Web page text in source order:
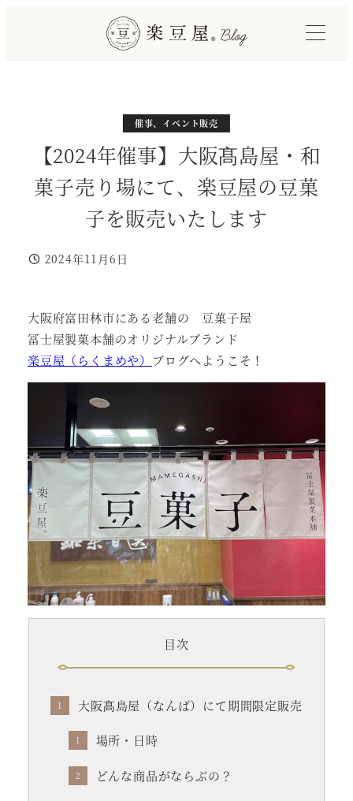
【2024年催事】大阪髙島屋・和
菓子売り場にて、楽豆屋の豆菓
子を販売いたします
投稿日
2024年11月6日
カテゴリー
イベント
カテゴリー
催事、イベント販売
大阪府富田林市にある老舗の 豆菓子屋
冨士屋製菓本舗のオリジナルブランド
楽豆屋（らくまめや） ブログへようこそ！
目次
大阪髙島屋（なんば）にて期間限定販売
場所・日時
どんな商品がならぶの？